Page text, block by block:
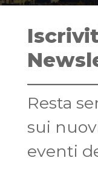
Resta
sui
eventi